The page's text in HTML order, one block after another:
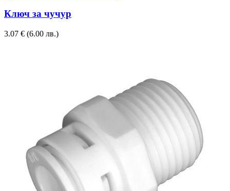
Ключ за чучур
3.07 € (6.00 лв.)